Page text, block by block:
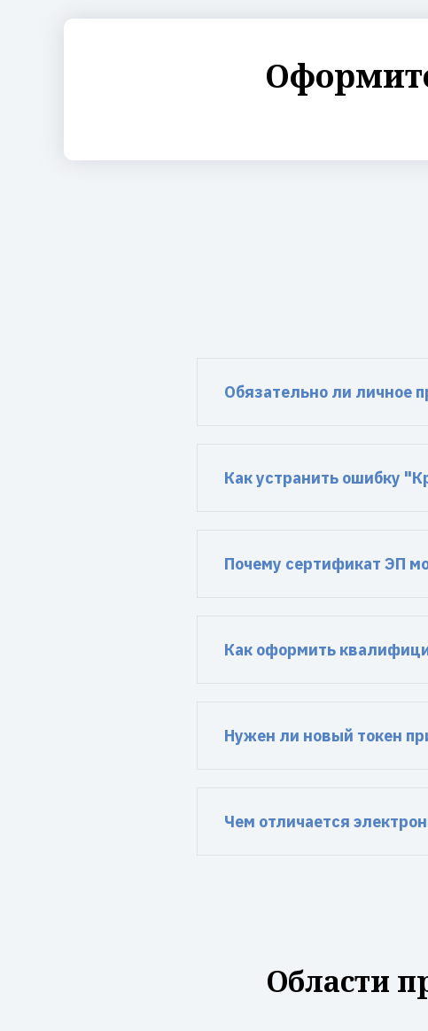
Обязательно ли личное
Как устранить ошибку
Почему сертификат ЭП
Как оформить
Нужен ли новый токен
Чем отличается
Области